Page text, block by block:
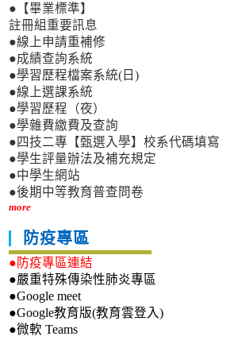
●【畢業標準】
註冊組重要訊息
●線上申請重補修
●成績查詢系統
●學習歷程檔案系統(日)
●線上選課系統
●學習歷程（夜）
●學雜費繳費及查詢
●四技二專【甄選入學】校系代碼填寫
●學生評量辦法及補充規定
●中學生網站
●後期中等教育普查問卷
more
防疫專區
●防疫專區連結
●嚴重特殊傳染性肺炎專區
●Google meet
●Google教育版(教育雲登入)
●微軟 Teams